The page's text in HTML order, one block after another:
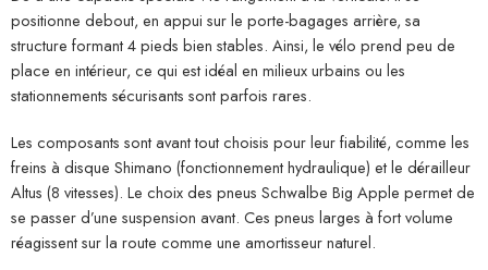
positionne debout, en appui sur le porte-bagages arrière, sa
structure formant 4 pieds bien stables. Ainsi, le vélo prend peu de
place en intérieur, ce qui est idéal en milieux urbains ou les
stationnements sécurisants sont parfois rares.
Les composants sont avant tout choisis pour leur fiabilité, comme les
freins à disque Shimano (fonctionnement hydraulique) et le dérailleur
Altus (8 vitesses). Le choix des pneus Schwalbe Big Apple permet de
se passer d’une suspension avant. Ces pneus larges à fort volume
réagissent sur la route comme une amortisseur naturel.